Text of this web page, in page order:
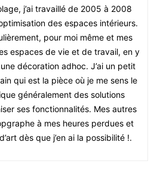
j’ai travaillé de 2005 à 2008
des espaces intérieurs.
pour moi même et mes
espaces de vie et de travail, en y
décoration adhoc. J’ai un petit
qui est la pièce où je me sens le
généralement des solutions
ses fonctionnalités. Mes autres
à mes heures perdues et
dès que j’en ai la possibilité !.